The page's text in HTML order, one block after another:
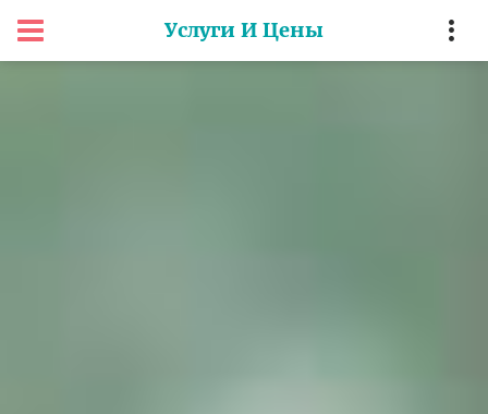
Услуги И Цены